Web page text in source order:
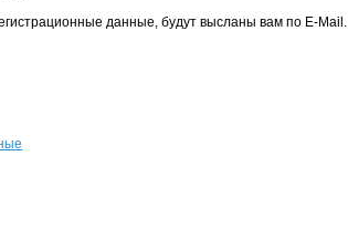
данные, будут высланы вам по E-Mail.